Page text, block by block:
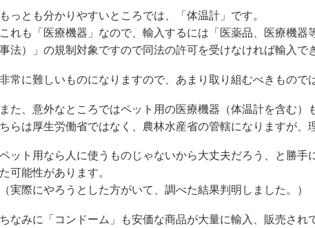
もっとも分かりやすいところでは、「体温計」です。
これも「医療機器」なので、輸入するには「医薬品、医療機
事法）」の規制対象ですので同法の許可を受けなければ輸入で
非常に難しいものになりますので、あまり取り組むべきもので
また、意外なところではペット用の医療機器（体温計を含む）
ちらは厚生労働省ではなく、農林水産省の管轄になりますが、
ペット用なら人に使うものじゃないから大丈夫だろう、と勝
た可能性があります。
（実際にやろうとした方がいて、調べた結果判明しました。）
ちなみに「コンドーム」も安価な商品が大量に輸入、販売さ